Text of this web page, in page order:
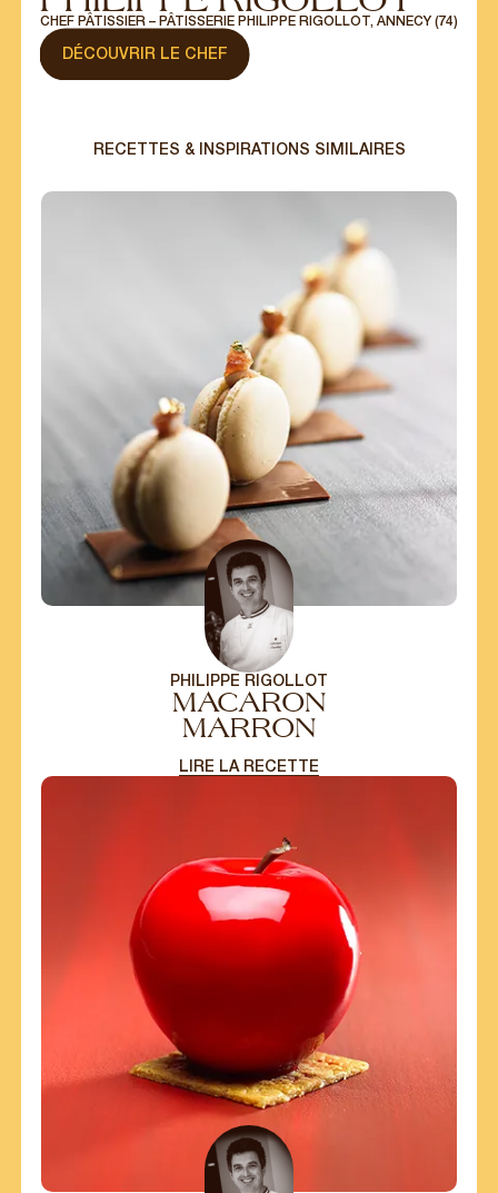
CHEF PÂTISSIER – PÂTISSERIE PHILIPPE RIGOLLOT, ANNECY (74)
DÉCOUVRIR LE CHEF
RECETTES & INSPIRATIONS SIMILAIRES
PHILIPPE RIGOLLOT
MACARON
MARRON
LIRE LA RECETTE
POUR LES
PARTICULIERS
POUR LES
PROFESSIONNELS
Nos offres spéciales pour les professionnels
directement dans votre boîte email.
S'INSCRIRE